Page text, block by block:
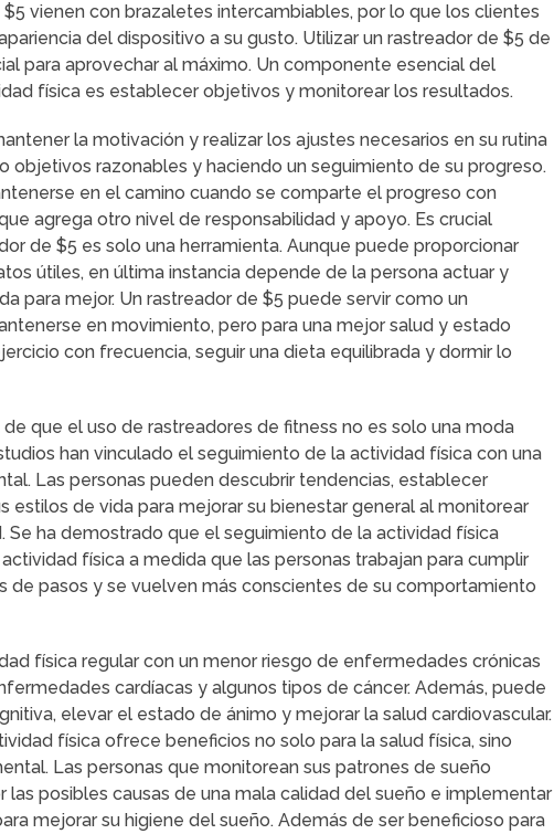
vienen con brazaletes intercambiables, por lo que los clientes
del dispositivo a su gusto. Utilizar un rastreador de $5 de
para aprovechar al máximo. Un componente esencial del
física es establecer objetivos y monitorear los resultados.
la motivación y realizar los ajustes necesarios en su rutina
objetivos razonables y haciendo un seguimiento de su progreso.
en el camino cuando se comparte el progreso con
agrega otro nivel de responsabilidad y apoyo. Es crucial
de $5 es solo una herramienta. Aunque puede proporcionar
útiles, en última instancia depende de la persona actuar y
para mejor. Un rastreador de $5 puede servir como un
en movimiento, pero para una mejor salud y estado
con frecuencia, seguir una dieta equilibrada y dormir lo
que el uso de rastreadores de fitness no es solo una moda
han vinculado el seguimiento de la actividad física con una
Las personas pueden descubrir tendencias, establecer
estilos de vida para mejorar su bienestar general al monitorear
Se ha demostrado que el seguimiento de la actividad física
física a medida que las personas trabajan para cumplir
de pasos y se vuelven más conscientes de su comportamiento
física regular con un menor riesgo de enfermedades crónicas
cardíacas y algunos tipos de cáncer. Además, puede
elevar el estado de ánimo y mejorar la salud cardiovascular.
física ofrece beneficios no solo para la salud física, sino
Las personas que monitorean sus patrones de sueño
las posibles causas de una mala calidad del sueño e implementar
mejorar su higiene del sueño. Además de ser beneficioso para